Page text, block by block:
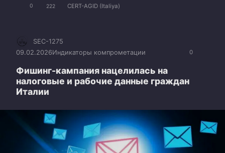
0 222 CERT-AGID (Italiya)
0
SEC-1275
09.02.2026Индикаторы компрометации
Фишинг-кампания нацелилась на
налоговые и рабочие данные граждан
Италии